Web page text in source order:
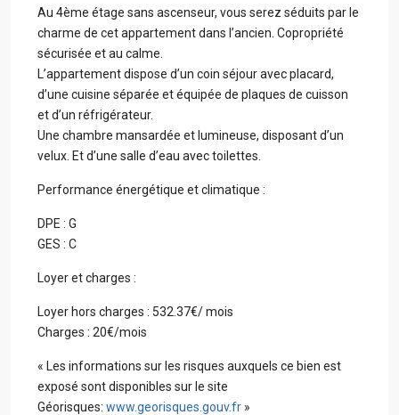
Au 4ème étage sans ascenseur, vous serez séduits par le
charme de cet appartement dans l’ancien. Copropriété
sécurisée et au calme.
L’appartement dispose d’un coin séjour avec placard,
d’une cuisine séparée et équipée de plaques de cuisson
et d’un réfrigérateur.
Une chambre mansardée et lumineuse, disposant d’un
velux. Et d’une salle d’eau avec toilettes.
Performance énergétique et climatique :
DPE : G
GES : C
Loyer et charges :
Loyer hors charges : 532.37€/ mois
Charges : 20€/mois
« Les informations sur les risques auxquels ce bien est
exposé sont disponibles sur le site
Géorisques: www.georisques.gouv.fr »